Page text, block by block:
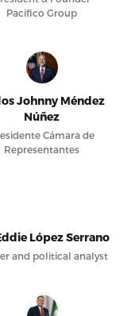
Pacifico Group
Johnny Méndez
Núñez
Cámara de
Representantes
López Serrano
and political analyst